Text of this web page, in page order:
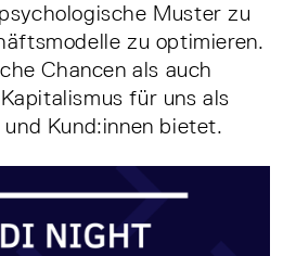
Muster zu
zu optimieren.
Chancen als auch
für uns als
Kund:innen bietet.